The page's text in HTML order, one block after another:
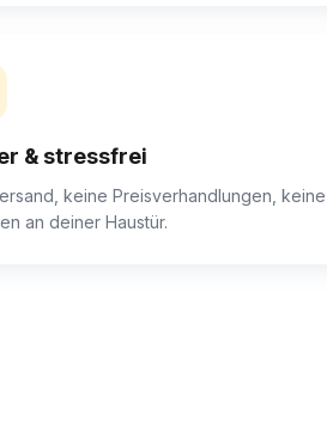
& stressfrei
keine Preisverhandlungen, keine
an deiner Haustür.